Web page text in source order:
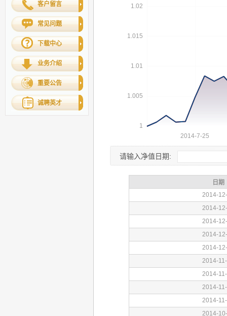
客户留言
常见问题
下载中心
业务介绍
重要公告
诚聘英才
请输入净值日期: